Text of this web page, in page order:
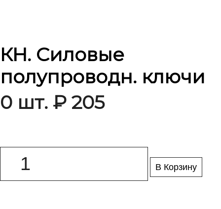
КН. Силовые
полупроводн. ключи
0 шт. ₽ 205
В Корзину